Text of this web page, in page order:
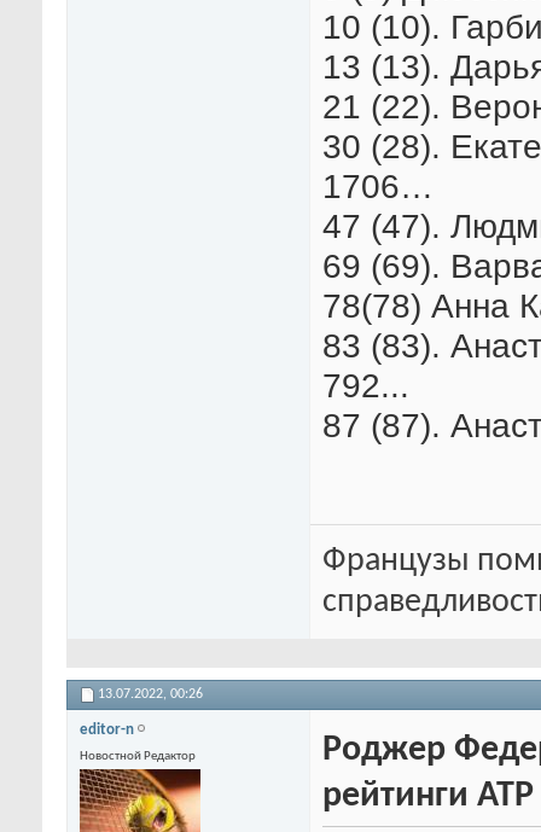
10 (10).
13 (13).
21 (22).
30 (28).
1706…
47 (47).
69 (69).
78(78) Анна
83 (83).
792...
87 (87).
Французы
13.07.2022, 00:26
editor-n
Новостной Редактор
Роджер
рейтинги